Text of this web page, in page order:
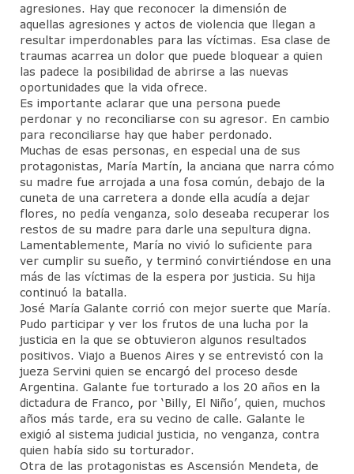
agresiones. Hay que reconocer la dimensión de
aquellas agresiones y actos de violencia que llegan a
resultar imperdonables para las víctimas. Esa clase de
traumas acarrea un dolor que puede bloquear a quien
las padece la posibilidad de abrirse a las nuevas
oportunidades que la vida ofrece.
Es importante aclarar que una persona puede
perdonar y no reconciliarse con su agresor. En cambio
para reconciliarse hay que haber perdonado.
Muchas de esas personas, en especial una de sus
protagonistas, María Martín, la anciana que narra cómo
su madre fue arrojada a una fosa común, debajo de la
cuneta de una carretera a donde ella acudía a dejar
flores, no pedía venganza, solo deseaba recuperar los
restos de su madre para darle una sepultura digna.
Lamentablemente, María no vivió lo suficiente para
ver cumplir su sueño, y terminó convirtiéndose en una
más de las víctimas de la espera por justicia. Su hija
continuó la batalla.
José María Galante corrió con mejor suerte que María.
Pudo participar y ver los frutos de una lucha por la
justicia en la que se obtuvieron algunos resultados
positivos. Viajo a Buenos Aires y se entrevistó con la
jueza Servini quien se encargó del proceso desde
Argentina. Galante fue torturado a los 20 años en la
dictadura de Franco, por ‘Billy, El Niño’, quien, muchos
años más tarde, era su vecino de calle. Galante le
exigió al sistema judicial justicia, no venganza, contra
quien había sido su torturador.
Otra de las protagonistas es Ascensión Mendeta, de